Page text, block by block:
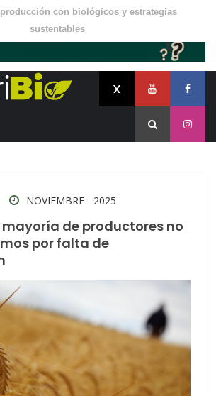
con biológicos y estrategias
sustentables
NOVIEMBRE - 2025
mayoría de productores no
por falta de